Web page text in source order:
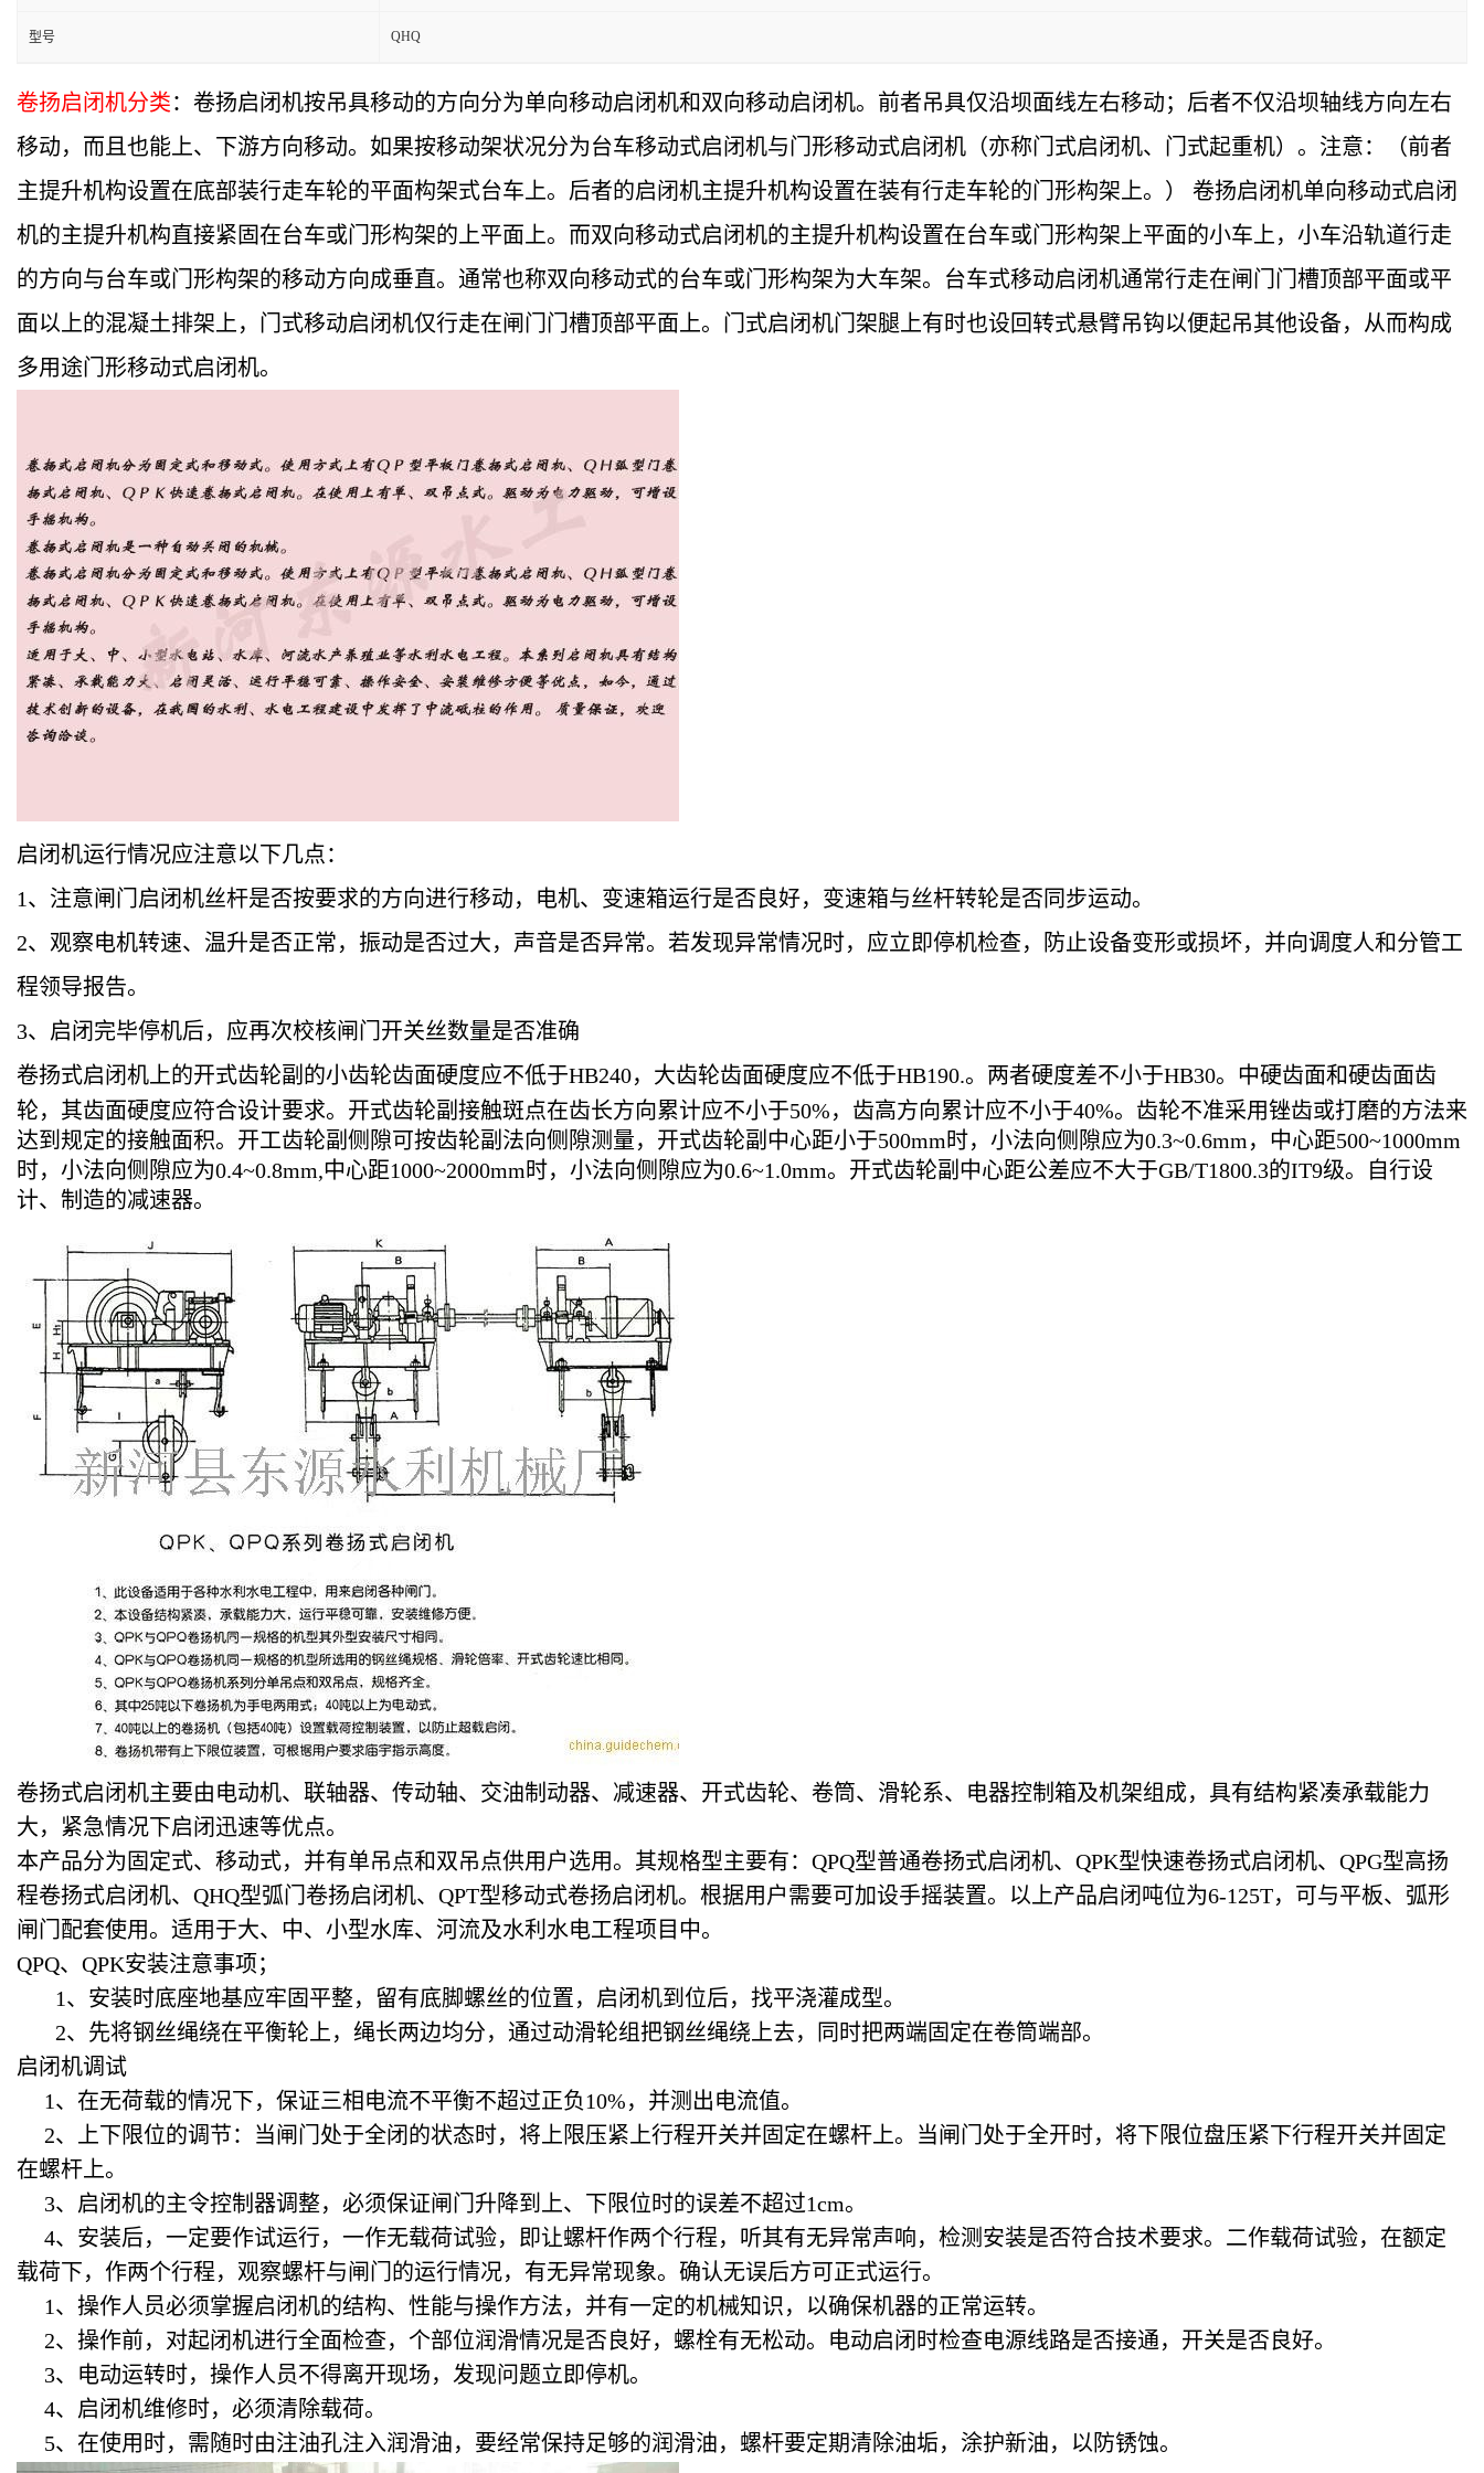
型号 QHQ
卷扬启闭机分类：卷扬启闭机按吊具移动的方向分为单向移动启闭机和双向移动启闭机。前者吊具仅沿坝面线左右移动；后者不仅沿坝轴线方向左右
移动，而且也能上、下游方向移动。如果按移动架状况分为台车移动式启闭机与门形移动式启闭机（亦称门式启闭机、门式起重机）。注意：（前者
主提升机构设置在底部装行走车轮的平面构架式台车上。后者的启闭机主提升机构设置在装有行走车轮的门形构架上。） 卷扬启闭机单向移动式启闭
机的主提升机构直接紧固在台车或门形构架的上平面上。而双向移动式启闭机的主提升机构设置在台车或门形构架上平面的小车上，小车沿轨道行走
的方向与台车或门形构架的移动方向成垂直。通常也称双向移动式的台车或门形构架为大车架。台车式移动启闭机通常行走在闸门门槽顶部平面或平
面以上的混凝土排架上，门式移动启闭机仅行走在闸门门槽顶部平面上。门式启闭机门架腿上有时也设回转式悬臂吊钩以便起吊其他设备，从而构成
多用途门形移动式启闭机。
启闭机运行情况应注意以下几点：
1、注意闸门启闭机丝杆是否按要求的方向进行移动，电机、变速箱运行是否良好，变速箱与丝杆转轮是否同步运动。
2、观察电机转速、温升是否正常，振动是否过大，声音是否异常。若发现异常情况时，应立即停机检查，防止设备变形或损坏，并向调度人和分管工
程领导报告。
3、启闭完毕停机后，应再次校核闸门开关丝数量是否准确
卷扬式启闭机上的开式齿轮副的小齿轮齿面硬度应不低于HB240，大齿轮齿面硬度应不低于HB190.。两者硬度差不小于HB30。中硬齿面和硬齿面齿
轮，其齿面硬度应符合设计要求。开式齿轮副接触斑点在齿长方向累计应不小于50%，齿高方向累计应不小于40%。齿轮不准采用锉齿或打磨的方法来
达到规定的接触面积。开工齿轮副侧隙可按齿轮副法向侧隙测量，开式齿轮副中心距小于500mm时，小法向侧隙应为0.3~0.6mm，中心距500~1000mm
时，小法向侧隙应为0.4~0.8mm,中心距1000~2000mm时，小法向侧隙应为0.6~1.0mm。开式齿轮副中心距公差应不大于GB/T1800.3的IT9级。自行设
计、制造的减速器。
卷扬式启闭机主要由电动机、联轴器、传动轴、交油制动器、减速器、开式齿轮、卷筒、滑轮系、电器控制箱及机架组成，具有结构紧凑承载能力
大，紧急情况下启闭迅速等优点。
本产品分为固定式、移动式，并有单吊点和双吊点供用户选用。其规格型主要有：QPQ型普通卷扬式启闭机、QPK型快速卷扬式启闭机、QPG型高扬
程卷扬式启闭机、QHQ型弧门卷扬启闭机、QPT型移动式卷扬启闭机。根据用户需要可加设手摇装置。以上产品启闭吨位为6-125T，可与平板、弧形
闸门配套使用。适用于大、中、小型水库、河流及水利水电工程项目中。
QPQ、QPK安装注意事项；
1、安装时底座地基应牢固平整，留有底脚螺丝的位置，启闭机到位后，找平浇灌成型。
2、先将钢丝绳绕在平衡轮上，绳长两边均分，通过动滑轮组把钢丝绳绕上去，同时把两端固定在卷筒端部。
启闭机调试
1、在无荷载的情况下，保证三相电流不平衡不超过正负10%，并测出电流值。
2、上下限位的调节：当闸门处于全闭的状态时，将上限压紧上行程开关并固定在螺杆上。当闸门处于全开时，将下限位盘压紧下行程开关并固定
在螺杆上。
3、启闭机的主令控制器调整，必须保证闸门升降到上、下限位时的误差不超过1cm。
4、安装后，一定要作试运行，一作无载荷试验，即让螺杆作两个行程，听其有无异常声响，检测安装是否符合技术要求。二作载荷试验，在额定
载荷下，作两个行程，观察螺杆与闸门的运行情况，有无异常现象。确认无误后方可正式运行。
1、操作人员必须掌握启闭机的结构、性能与操作方法，并有一定的机械知识，以确保机器的正常运转。
2、操作前，对起闭机进行全面检查，个部位润滑情况是否良好，螺栓有无松动。电动启闭时检查电源线路是否接通，开关是否良好。
3、电动运转时，操作人员不得离开现场，发现问题立即停机。
4、启闭机维修时，必须清除载荷。
5、在使用时，需随时由注油孔注入润滑油，要经常保持足够的润滑油，螺杆要定期清除油垢，涂护新油，以防锈蚀。